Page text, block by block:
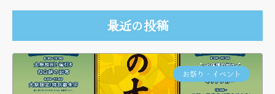
最近の投稿
お祭り・イベント